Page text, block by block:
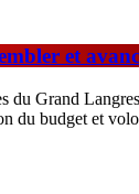
et
Grand
budget et